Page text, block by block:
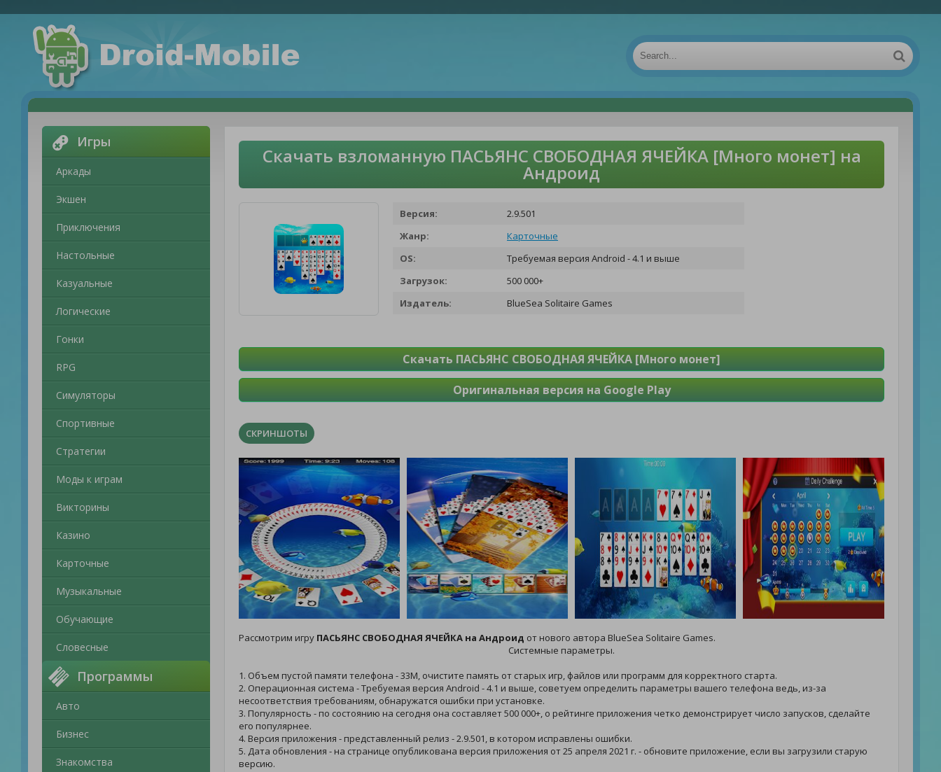
Игры
Аркады
Экшен
Приключения
Настольные
Казуальные
Логические
Гонки
RPG
Симуляторы
Спортивные
Стратегии
Моды к играм
Викторины
Казино
Карточные
Музыкальные
Обучающие
Словесные
Программы
Авто
Бизнес
Знакомства
Скачать взломанную ПАСЬЯНС СВОБОДНАЯ ЯЧЕЙКА [Много монет] на
Андроид
Версия:
2.9.501
Жанр:
Карточные
OS:
Требуемая версия Android - 4.1 и выше
Загрузок:
500 000+
Издатель:
BlueSea Solitaire Games
Скачать ПАСЬЯНС СВОБОДНАЯ ЯЧЕЙКА [Много монет]
Оригинальная версия на Google Play
СКРИНШОТЫ
Рассмотрим игру ПАСЬЯНС СВОБОДНАЯ ЯЧЕЙКА на Андроид от нового автора BlueSea Solitaire Games.
Системные параметры.
1. Объем пустой памяти телефона - 33M, очистите память от старых игр, файлов или программ для корректного старта.
2. Операционная система - Требуемая версия Android - 4.1 и выше, советуем определить параметры вашего телефона ведь, из-за
несоответствия требованиям, обнаружатся ошибки при установке.
3. Популярность - по состоянию на сегодня она составляет 500 000+, о рейтинге приложения четко демонстрирует число запусков, сделайте
его популярнее.
4. Версия приложения - представленный релиз - 2.9.501, в котором исправлены ошибки.
5. Дата обновления - на странице опубликована версия приложения от 25 апреля 2021 г. - обновите приложение, если вы загрузили старую
версию.